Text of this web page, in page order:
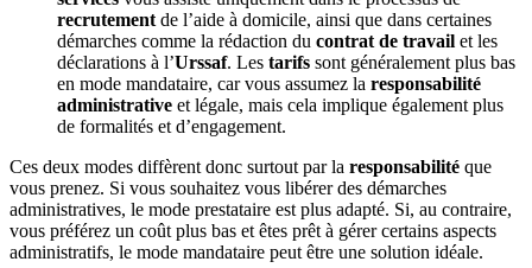
recrutement de l’aide à domicile, ainsi que dans certaines
démarches comme la rédaction du contrat de travail et les
déclarations à l’Urssaf. Les tarifs sont généralement plus bas
en mode mandataire, car vous assumez la responsabilité
administrative et légale, mais cela implique également plus
de formalités et d’engagement.
Ces deux modes diffèrent donc surtout par la responsabilité que
vous prenez. Si vous souhaitez vous libérer des démarches
administratives, le mode prestataire est plus adapté. Si, au contraire,
vous préférez un coût plus bas et êtes prêt à gérer certains aspects
administratifs, le mode mandataire peut être une solution idéale.